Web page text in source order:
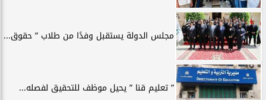
مجلس الدولة يستقبل وفدًا من طلاب ” حقوق...
” تعليم قنا ” يحيل موظف للتحقيق لفصله...